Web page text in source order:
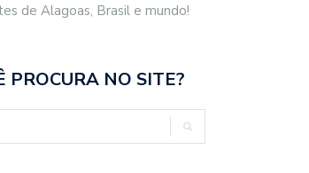
de Alagoas, Brasil e mundo!
PROCURA NO SITE?